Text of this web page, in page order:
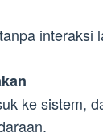
interaksi
ke sistem,